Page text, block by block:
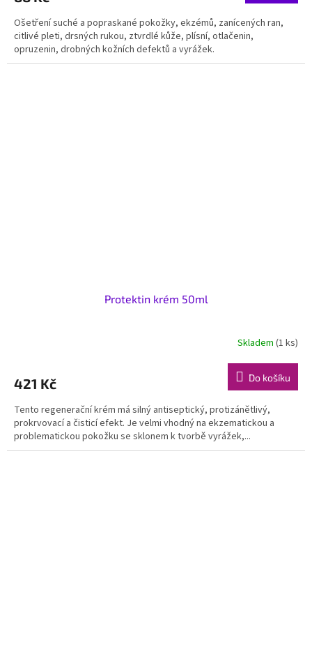
Ošetření suché a popraskané pokožky, ekzémů, zanícených ran,
citlivé pleti, drsných rukou, ztvrdlé kůže, plísní, otlačenin,
opruzenin, drobných kožních defektů a vyrážek.
Protektin krém 50ml
Skladem (1 ks)
421 Kč Do košíku
Tento regenerační krém má silný antiseptický, protizánětlivý,
prokrvovací a čisticí efekt. Je velmi vhodný na ekzematickou a
problematickou pokožku se sklonem k tvorbě vyrážek,...